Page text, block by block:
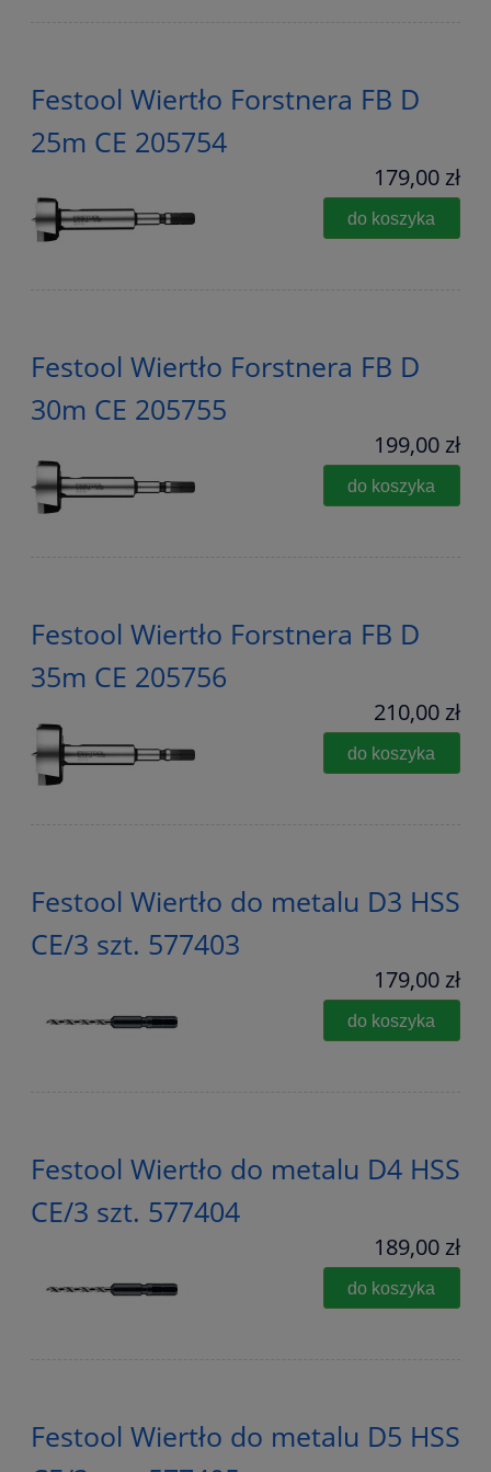
Festool Wiertło Forstnera FB D
25m CE 205754
179,00 zł
do koszyka
Festool Wiertło Forstnera FB D
30m CE 205755
199,00 zł
do koszyka
Festool Wiertło Forstnera FB D
35m CE 205756
210,00 zł
do koszyka
Festool Wiertło do metalu D3 HSS
CE/3 szt. 577403
179,00 zł
do koszyka
Festool Wiertło do metalu D4 HSS
CE/3 szt. 577404
189,00 zł
do koszyka
Festool Wiertło do metalu D5 HSS